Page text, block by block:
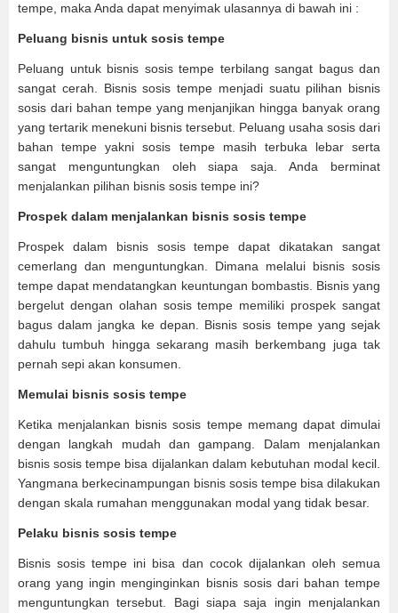
tempe, maka Anda dapat menyimak ulasannya di bawah ini :
Peluang bisnis untuk sosis tempe
Peluang untuk bisnis sosis tempe terbilang sangat bagus dan
sangat cerah. Bisnis sosis tempe menjadi suatu pilihan bisnis
sosis dari bahan tempe yang menjanjikan hingga banyak orang
yang tertarik menekuni bisnis tersebut. Peluang usaha sosis dari
bahan tempe yakni sosis tempe masih terbuka lebar serta
sangat menguntungkan oleh siapa saja. Anda berminat
menjalankan pilihan bisnis sosis tempe ini?
Prospek dalam menjalankan bisnis sosis tempe
Prospek dalam bisnis sosis tempe dapat dikatakan sangat
cemerlang dan menguntungkan. Dimana melalui bisnis sosis
tempe dapat mendatangkan keuntungan bombastis. Bisnis yang
bergelut dengan olahan sosis tempe memiliki prospek sangat
bagus dalam jangka ke depan. Bisnis sosis tempe yang sejak
dahulu tumbuh hingga sekarang masih berkembang juga tak
pernah sepi akan konsumen.
Memulai bisnis sosis tempe
Ketika menjalankan bisnis sosis tempe memang dapat dimulai
dengan langkah mudah dan gampang. Dalam menjalankan
bisnis sosis tempe bisa dijalankan dalam kebutuhan modal kecil.
Yangmana berkecinampungan bisnis sosis tempe bisa dilakukan
dengan skala rumahan menggunakan modal yang tidak besar.
Pelaku bisnis sosis tempe
Bisnis sosis tempe ini bisa dan cocok dijalankan oleh semua
orang yang ingin menginginkan bisnis sosis dari bahan tempe
menguntungkan tersebut. Bagi siapa saja ingin menjalankan